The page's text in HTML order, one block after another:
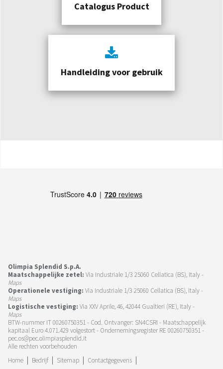
Catalogus Product
Handleiding voor gebruik
Olimpia Splendid S.p.A.
Maatschappelijke zetel: Via Industriale 1/3 25060 Cellatica (BS), Italy -
Maps
Operationele vestiging: Via Industriale 1/3 25060 Cellatica (BS), Italy -
Maps
Logistische vestiging: Via XXV Aprile, 46, 42044 Gualtieri (RE), Italy -
Maps
BTW-nummer IT 00260750351 - Cod. Ontvanger: SN4CSRI - Maatschappelijk
kapitaal Euro 4.071.429 volgestort - Ondernemingsregister RE 00260750351 -
pec.os@pec.olimpiasplendid.it
Alle rechten voorbehouden
Home
Bedrijf Sitemap Contactgegevens